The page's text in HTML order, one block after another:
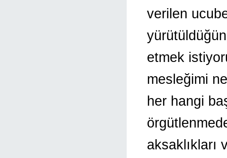
verilen
etmek
mesleğimi
her hangi
aksaklıkları